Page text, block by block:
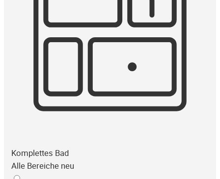
Komplettes Bad
Alle Bereiche neu